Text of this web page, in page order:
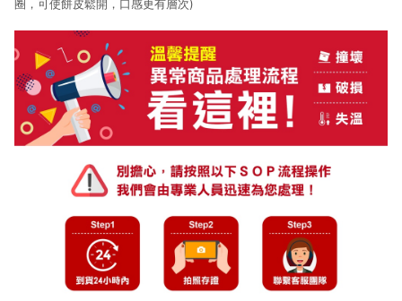
圈，可使餅皮鬆開，口感更有層次)